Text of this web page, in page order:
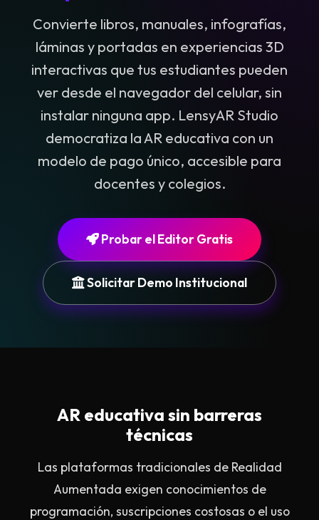
Convierte libros, manuales, infografías,
láminas y portadas en experiencias 3D
interactivas que tus estudiantes pueden
ver desde el navegador del celular, sin
instalar ninguna app. LensyAR Studio
democratiza la AR educativa con un
modelo de pago único, accesible para
docentes y colegios.
Probar el Editor Gratis
Solicitar Demo Institucional
AR educativa sin barreras
técnicas
Las plataformas tradicionales de Realidad
Aumentada exigen conocimientos de
programación, suscripciones costosas o el uso